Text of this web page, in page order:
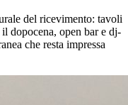
del ricevimento: tavoli
dopocena, open bar e dj-
che resta impressa